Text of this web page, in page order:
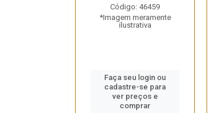
Código: 46459
*Imagem meramente
ilustrativa
Faça seu login ou
cadastre-se para
ver preços e
comprar